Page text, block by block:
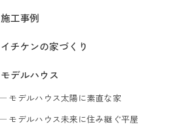
施工事例
イチケンの家づくり
モデルハウス
モデルハウス太陽に素直な家
モデルハウス未来に住み継ぐ平屋